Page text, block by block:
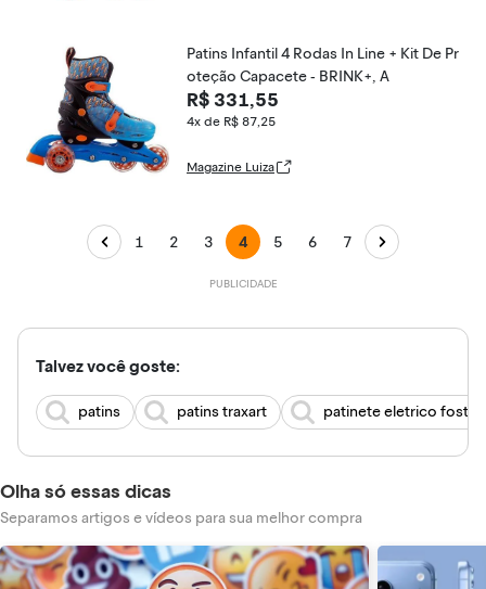
Patins Infantil 4 Rodas In Line + Kit De Pr
oteção Capacete - BRINK+, A
R$ 331,55
4x de R$ 87,25
Magazine Luiza
1 2 3 4 5 6 7
Talvez você goste:
patins patins traxart patinete eletrico foston
Olha só essas dicas
Separamos artigos e vídeos para sua melhor compra